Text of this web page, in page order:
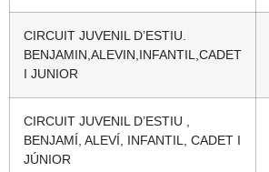
CIRCUIT JUVENIL D’ESTIU.
BENJAMIN,ALEVIN,INFANTIL,CADET
I JUNIOR
CIRCUIT JUVENIL D’ESTIU ,
BENJAMÍ, ALEVÍ, INFANTIL, CADET I
JÚNIOR